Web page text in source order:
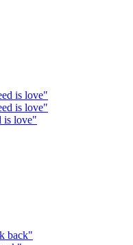
is love"